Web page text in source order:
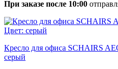
При заказе после 10:00
Кресло для офиса SCHAIRS
серый